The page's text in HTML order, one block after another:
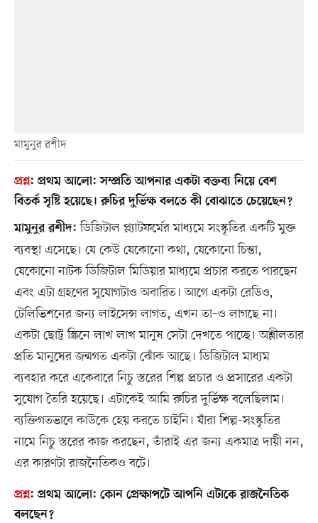
মামুনুর রশীদ
প্রশ্ন: প্রথম আলো: সম্প্রতি আপনার একটা বক্তব্য নিয়ে বেশ
বিতর্ক সৃষ্টি হয়েছে। রুচির দুর্ভিক্ষ বলতে কী বোঝাতে চেয়েছেন?
মামুনুর রশীদ: ডিজিটাল প্ল্যাটফর্মের মাধ্যমে সংস্কৃতির একটি মুক্ত
ব্যবস্থা এসেছে। যে কেউ যেকোনো কথা, যেকোনো চিন্তা,
যেকোনো নাটক ডিজিটাল মিডিয়ার মাধ্যমে প্রচার করতে পারছেন
এবং এটা গ্রহণের সুযোগটাও অবারিত। আগে একটা রেডিও,
টেলিভিশনের জন্য লাইসেন্স লাগত, এখন তা–ও লাগছে না।
একটা ছোট্ট স্ক্রিনে লাখ লাখ মানুষ সেটা দেখতে পাচ্ছে। অশ্লীলতার
প্রতি মানুষের জন্মগত একটা ঝোঁক আছে। ডিজিটাল মাধ্যম
ব্যবহার করে একেবারে নিচু স্তরের শিল্প প্রচার ও প্রসারের একটা
সুযোগ তৈরি হয়েছে। এটাকেই আমি রুচির দুর্ভিক্ষ বলেছিলাম।
ব্যক্তিগতভাবে কাউকে হেয় করতে চাইনি। যাঁরা শিল্প-সংস্কৃতির
নামে নিচু স্তরের কাজ করছেন, তাঁরাই এর জন্য একমাত্র দায়ী নন,
এর কারণটা রাজনৈতিকও বটে।
প্রশ্ন: প্রথম আলো: কোন প্রেক্ষাপটে আপনি এটাকে রাজনৈতিক
বলছেন?